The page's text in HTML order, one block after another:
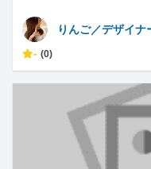
りんご／デザイナ
- (0)